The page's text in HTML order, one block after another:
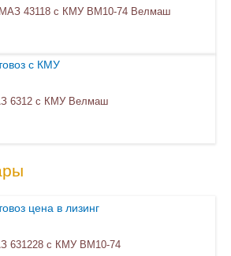
43118 с КМУ ВМ10-74 Велмаш
6312 с КМУ Велмаш
631228 с КМУ ВМ10-74